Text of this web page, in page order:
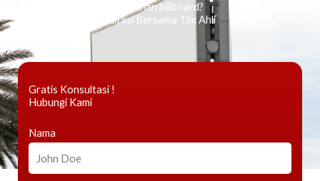
Ingin tahu tentang periklanan billboard?
Kami Berikan Konsultasi Bersama Tim Ahli
Gratis Konsultasi !
Hubungi Kami
Nama